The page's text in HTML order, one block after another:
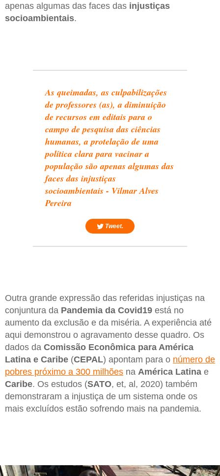
apenas algumas das faces das injustiças
socioambientais.
As queimadas, as culpabilizações
de professores (as), a diminuição
de recursos em editais para o
campo de pesquisa das ciências
humanas, a protelação de uma
política clara para vacinar a
população são apenas algumas das
faces das injustiças
socioambientais - Vilmar Alves
Pereira
Tweet.
Outra grande expressão das referidas injustiças na
conjuntura da Pandemia da Covid19 está no
aumento da exclusão e da miséria. A experiência até
aqui demonstrou o agravamento desse quadro. Os
dados da Comissão Econômica para América
Latina e Caribe (CEPAL) apontam para o número de
pobres próximo a 300 milhões na América Latina e
Caribe. Os estudos (SATO, et, al, 2020) também
demonstraram a injustiça de um sistema onde os
mais excluídos estão sofrendo mais na pandemia.